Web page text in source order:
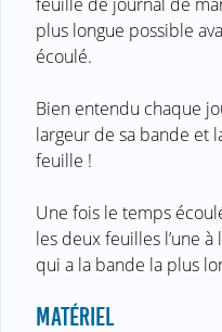
plus longue possible
écoulé.
Bien entendu chaque
largeur de sa bande et
feuille !
Une fois le temps
les deux feuilles l’une à
qui a la bande la plus
MATÉRIEL